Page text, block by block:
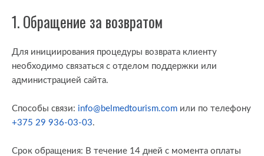
1. Обращение за возвратом
Для инициирования процедуры возврата клиенту
необходимо связаться с отделом поддержки или
администрацией сайта.
Способы связи: info@belmedtourism.com или по телефону
+375 29 936-03-03.
Срок обращения: В течение 14 дней с момента оплаты